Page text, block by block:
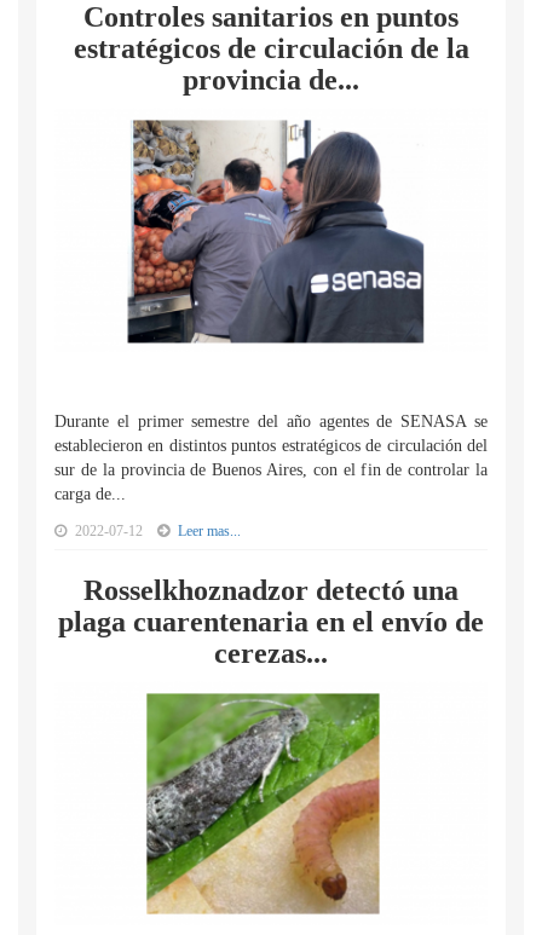
Controles sanitarios en puntos
estratégicos de circulación de la
provincia de...
Durante el primer semestre del año agentes de SENASA se
establecieron en distintos puntos estratégicos de circulación del
sur de la provincia de Buenos Aires, con el fin de controlar la
carga de...
2022-07-12 Leer mas...
Rosselkhoznadzor detectó una
plaga cuarentenaria en el envío de
cerezas...